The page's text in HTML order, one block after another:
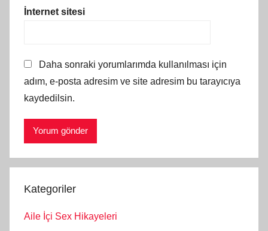
İnternet sitesi
Daha sonraki yorumlarımda kullanılması için
adım, e-posta adresim ve site adresim bu tarayıcıya
kaydedilsin.
Kategoriler
Aile İçi Sex Hikayeleri